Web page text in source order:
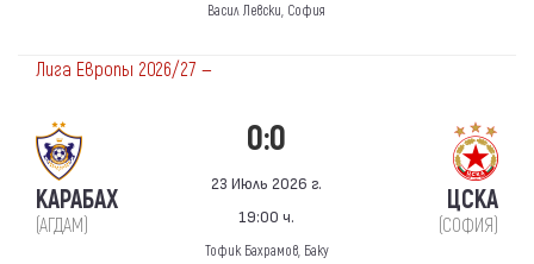
Васил Левски, София
Лига Европы 2026/27 —
КАРАБАХ
(АГДАМ)
0:0
23 Июль 2026 г.
19:00 ч.
Тофик Бахрамов, Баку
ЦСКА
(СОФИЯ)